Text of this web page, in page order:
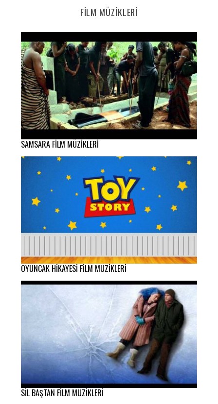
FILM MÜZIKLERI
SAMSARA FİLM MÜZİKLERİ
OYUNCAK HİKAYESİ FİLM MÜZİKLERİ
SİL BAŞTAN FİLM MÜZİKLERİ